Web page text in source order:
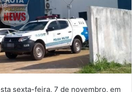
sexta-feira, 7 de novembro, em